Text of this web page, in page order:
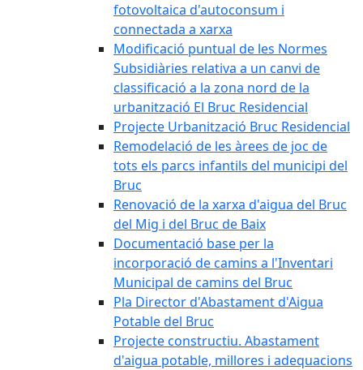
fotovoltaica d'autoconsum i
connectada a xarxa
Modificació puntual de les Normes
Subsidiàries relativa a un canvi de
classificació a la zona nord de la
urbanització El Bruc Residencial
Projecte Urbanització Bruc Residencial
Remodelació de les àrees de joc de
tots els parcs infantils del municipi del
Bruc
Renovació de la xarxa d'aigua del Bruc
del Mig i del Bruc de Baix
Documentació base per la
incorporació de camins a l'Inventari
Municipal de camins del Bruc
Pla Director d'Abastament d'Aigua
Potable del Bruc
Projecte constructiu. Abastament
d'aigua potable, millores i adequacions